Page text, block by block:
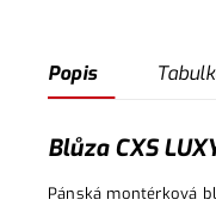
Popis
Blůza CXS
Pánská montérková